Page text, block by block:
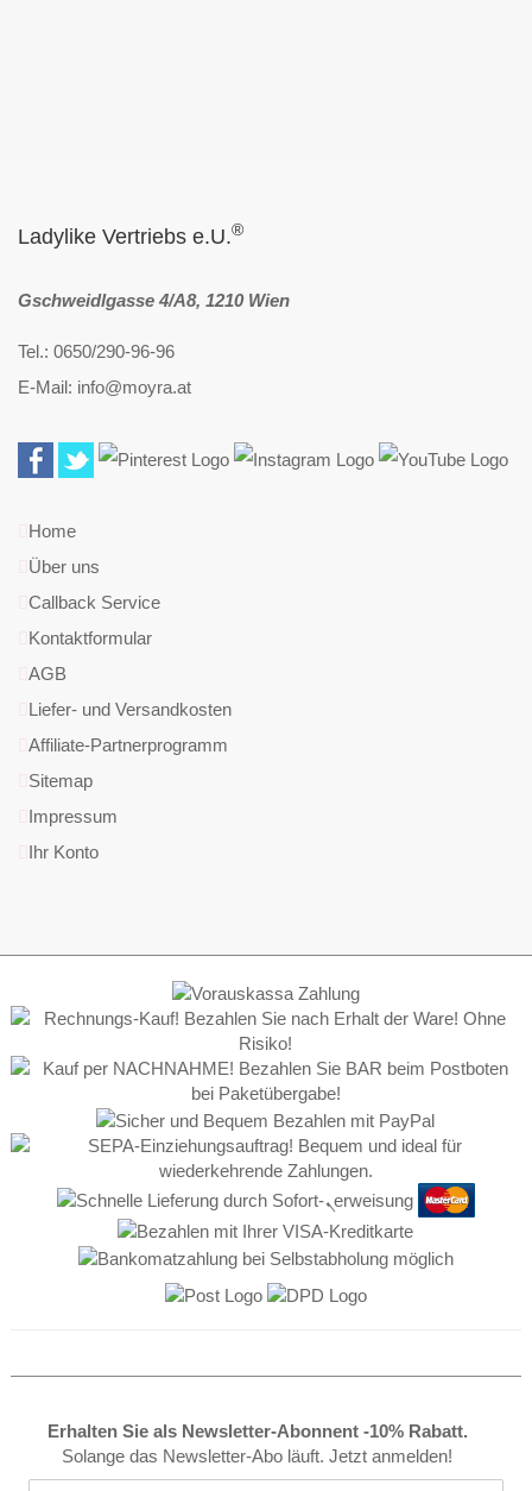
Ladylike Vertriebs e.U.®
Gschweidlgasse 4/A8, 1210 Wien
Tel.: 0650/290-96-96
E-Mail: info@moyra.at
Home
Über uns
Callback Service
Kontaktformular
AGB
Liefer- und Versandkosten
Affiliate-Partnerprogramm
Sitemap
Impressum
Ihr Konto
Erhalten Sie als Newsletter-Abonnent -10% Rabatt.
Solange das Newsletter-Abo läuft. Jetzt anmelden!